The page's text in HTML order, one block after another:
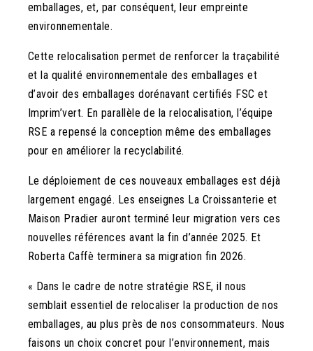
emballages, et, par conséquent, leur empreinte
environnementale.
Cette relocalisation permet de renforcer la traçabilité
et la qualité environnementale des emballages et
d’avoir des emballages dorénavant certifiés FSC et
Imprim’vert. En parallèle de la relocalisation, l’équipe
RSE a repensé la conception même des emballages
pour en améliorer la recyclabilité.
Le déploiement de ces nouveaux emballages est déjà
largement engagé. Les enseignes La Croissanterie et
Maison Pradier auront terminé leur migration vers ces
nouvelles références avant la fin d’année 2025. Et
Roberta Caffè terminera sa migration fin 2026.
« Dans le cadre de notre stratégie RSE, il nous
semblait essentiel de relocaliser la production de nos
emballages, au plus près de nos consommateurs. Nous
faisons un choix concret pour l’environnement, mais